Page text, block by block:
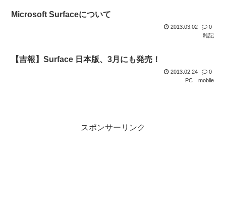
Microsoft Surfaceについて
2013.03.02
0
雑記
【吉報】Surface 日本版、3月にも発売！
2013.02.24
0
PC
mobile
スポンサーリンク